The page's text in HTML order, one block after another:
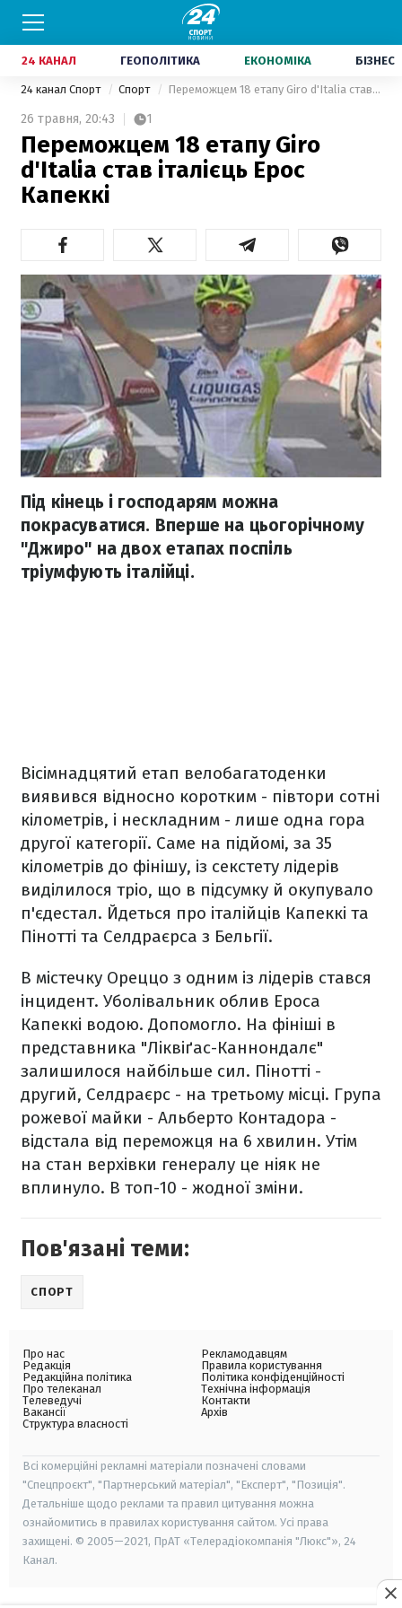
24 КАНАЛ ГЕОПОЛІТИКА ЕКОНОМІКА БІЗНЕС
24 канал Спорт Спорт Переможцем 18 етапу Giro d'Italia став італієць Ерос Капеккі
26 травня, 20:43 1
Переможцем 18 етапу Giro
d'Italia став італієць Ерос
Капеккі
Під кінець і господарям можна
покрасуватися. Вперше на цьогорічному
"Джиро" на двох етапах поспіль
тріумфують італійці.
Вісімнадцятий етап велобагатоденки
виявився відносно коротким - півтори сотні
кілометрів, і нескладним - лише одна гора
другої категорії. Саме на підйомі, за 35
кілометрів до фінішу, із секстету лідерів
виділилося тріо, що в підсумку й окупувало
п'єдестал. Йдеться про італійців Капеккі та
Пінотті та Селдраєрса з Бельгії.
В містечку Ореццо з одним із лідерів стався
інцидент. Уболівальник облив Ероса
Капеккі водою. Допомогло. На фініші в
представника "Ліквіґас-Каннондалє"
залишилося найбільше сил. Пінотті -
другий, Селдраєрс - на третьому місці. Група
рожевої майки - Альберто Контадора -
відстала від переможця на 6 хвилин. Утім
на стан верхівки генералу це ніяк не
вплинуло. В топ-10 - жодної зміни.
Пов'язані теми:
СПОРТ
Про нас
Редакція
Редакційна політика
Про телеканал
Телеведучі
Вакансії
Структура власності
Рекламодавцям
Правила користування
Політика конфіденційності
Технічна інформація
Контакти
Архів
Всі комерційні рекламні матеріали позначені словами
"Спецпроєкт", "Партнерський матеріал", "Експерт", "Позиція".
Детальніше щодо реклами та правил цитування можна
ознайомитись в правилах користування сайтом. Усі права
захищені. © 2005—2021, ПрАТ «Телерадіокомпанія "Люкс"», 24
Канал.